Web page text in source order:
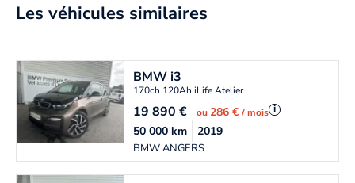
Les véhicules similaires
BMWi3
170ch 120Ah iLife Atelier
19 890€ ou286 €/ mois i
BMW ANGERS
50 000km 2019